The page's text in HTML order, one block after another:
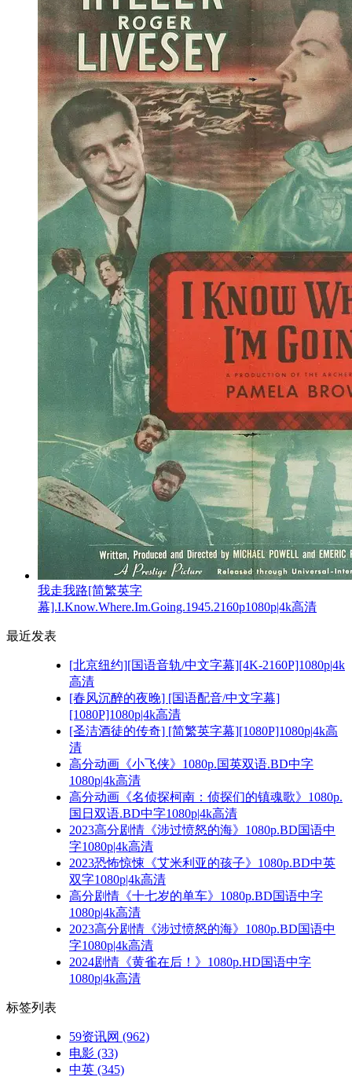
我走我路[简繁英字
幕].I.Know.Where.Im.Going.1945.2160p1080p|4k高清
最近发表
[北京纽约][国语音轨/中文字幕][4K-2160P]1080p|4k
高清
[春风沉醉的夜晚] [国语配音/中文字幕]
[1080P]1080p|4k高清
[圣洁酒徒的传奇] [简繁英字幕][1080P]1080p|4k高
清
高分动画《小飞侠》1080p.国英双语.BD中字
1080p|4k高清
高分动画《名侦探柯南：侦探们的镇魂歌》1080p.
国日双语.BD中字1080p|4k高清
2023高分剧情《涉过愤怒的海》1080p.BD国语中
字1080p|4k高清
2023恐怖惊悚《艾米利亚的孩子》1080p.BD中英
双字1080p|4k高清
高分剧情《十七岁的单车》1080p.BD国语中字
1080p|4k高清
2023高分剧情《涉过愤怒的海》1080p.BD国语中
字1080p|4k高清
2024剧情《黄雀在后！》1080p.HD国语中字
1080p|4k高清
标签列表
59资讯网 (962)
电影 (33)
中英 (345)